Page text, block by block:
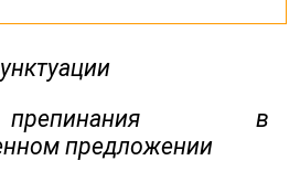
в
предложении